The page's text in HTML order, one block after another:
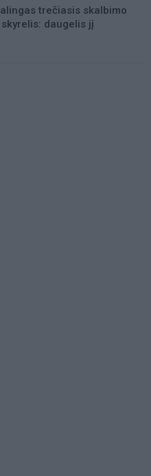
trečiasis skalbimo
daugelis jį